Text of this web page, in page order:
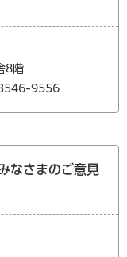
8階
9556
なさまのご意見